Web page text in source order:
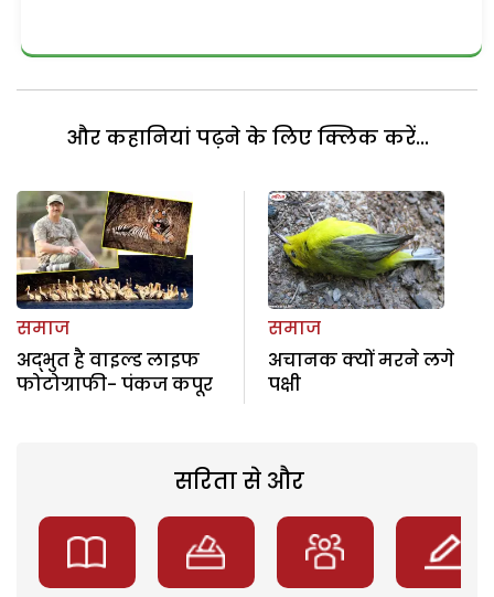
और कहानियां पढ़ने के लिए क्लिक करें...
समाज
अद्भुत है वाइल्ड लाइफ
फोटोग्राफी- पंकज कपूर
समाज
अचानक क्यों मरने लगे
पक्षी
सरिता से और